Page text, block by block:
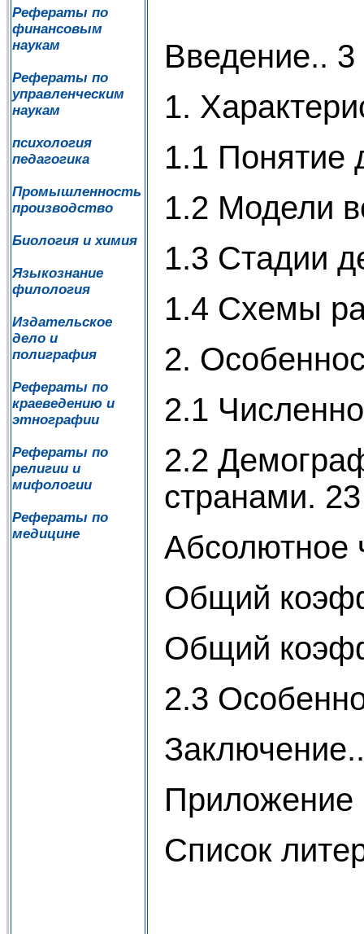
Рефераты по
финансовым
наукам
Рефераты по
управленческим
наукам
психология
педагогика
Промышленность
производство
Биология и химия
Языкознание
филология
Издательское
дело и
полиграфия
Рефераты по
краеведению и
этнографии
Рефераты по
религии и
мифологии
Рефераты по
медицине
Введение.. 3
1.
1.1 Понятие
1.2 Модели
1.3 Стадии
1.4 Схемы
2.
2.1
2.2
странами. 23
Абсолютное
Общий
Общий
2.3
Список